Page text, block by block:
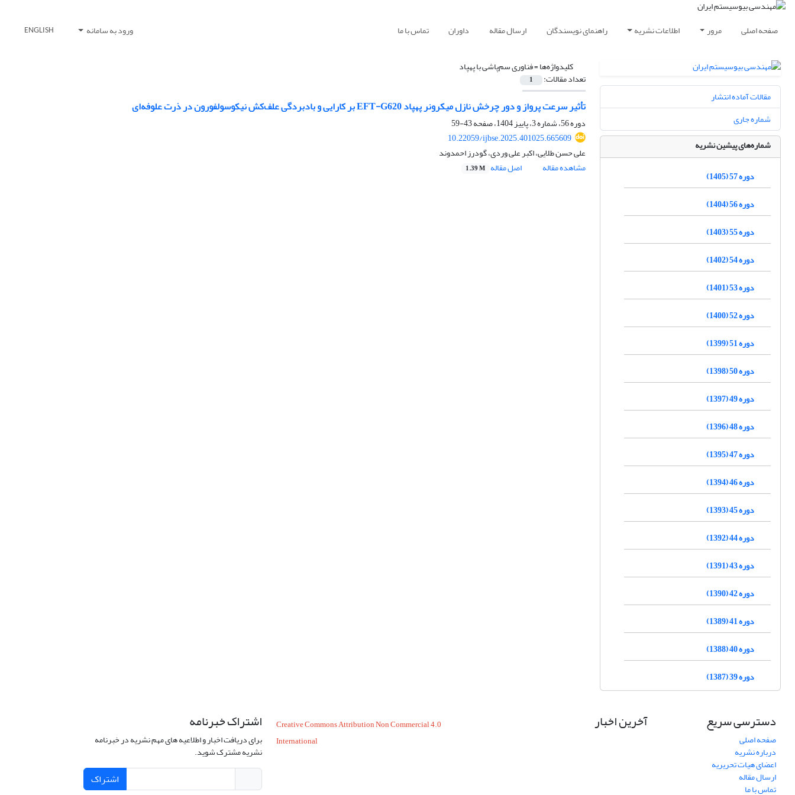
صفحه اصلی مرور اطلاعات نشریه راهنمای نویسندگان ارسال مقاله داوران تماس با ما ورود به سامانه ENGLISH
کلیدواژه‌ها =فناوری سم‌پاشی با پهپاد
تعداد مقالات: 1
تأثیر سرعت پرواز و دور چرخش نازل میکرونر پهپاد EFT-G620 بر کارایی و بادبردگی علف‌کش نیکوسولفورون در ذرت علوفه‌ای
دوره 56، شماره 3، پاییز 1404، صفحه
43-59
10.22059/ijbse.2025.401025.665609
علی حسن طلایی، اکبر علی وردی، گودرز احمدوند
مشاهده مقاله
اصل مقاله 1.39 M
مقالات آماده انتشار
شماره جاری
شماره‌های پیشین نشریه
دوره 57 (1405)
دوره 56 (1404)
دوره 55 (1403)
دوره 54 (1402)
دوره 53 (1401)
دوره 52 (1400)
دوره 51 (1399)
دوره 50 (1398)
دوره 49 (1397)
دوره 48 (1396)
دوره 47 (1395)
دوره 46 (1394)
دوره 45 (1393)
دوره 44 (1392)
دوره 43 (1391)
دوره 42 (1390)
دوره 41 (1389)
دوره 40 (1388)
دوره 39 (1387)
دسترسی سریع
صفحه اصلی
درباره نشریه
اعضای هیات تحریریه
ارسال مقاله
تماس با ما
آخرین اخبار
Creative Commons Attribution Non Commercial 4.0
International
اشتراک خبرنامه
برای دریافت اخبار و اطلاعیه های مهم نشریه در خبرنامه
نشریه مشترک شوید.
اشتراک